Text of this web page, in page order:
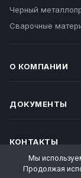
Черный
Сварочные
О КОМПАНИИ
ДОКУМЕНТЫ
КОНТАКТЫ
Мы
Продолжая